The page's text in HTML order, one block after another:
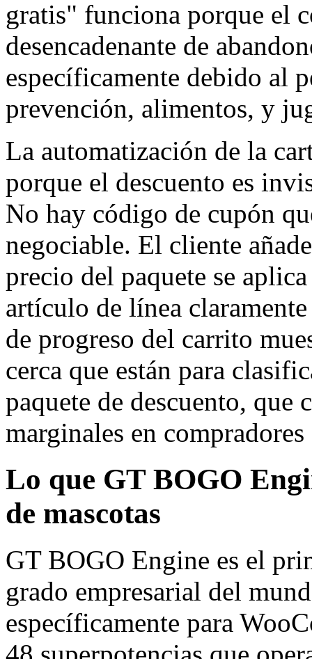
gratis" funciona porque el
desencadenante de
específicamente debido al
prevención, alimentos, y
La automatización de la
porque el descuento es
No hay código de cupón
negociable. El cliente
precio del paquete se
artículo de línea
de progreso del carrito
cerca que están para
paquete de descuento, que
marginales en
Lo que GT BOGO
de mascotas
GT BOGO Engine es el
grado empresarial del
específicamente para